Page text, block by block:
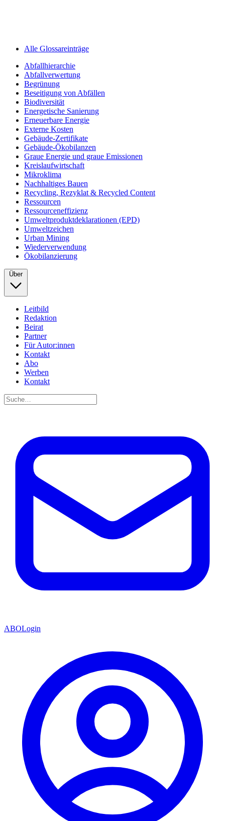
Alle Glossareinträge
Abfallhierarchie
Abfallverwertung
Begrünung
Beseitigung von Abfällen
Biodiversität
Energetische Sanierung
Erneuerbare Energie
Externe Kosten
Gebäude-Zertifikate
Gebäude-Ökobilanzen
Graue Energie und graue Emissionen
Kreislaufwirtschaft
Mikroklima
Nachhaltiges Bauen
Recycling, Rezyklat & Recycled Content
Ressourcen
Ressourceneffizienz
Umweltprodukt­deklarationen (EPD)
Umweltzeichen
Urban Mining
Wiederverwendung
Ökobilanzierung
Über
Leitbild
Redaktion
Beirat
Partner
Für Autor:innen
Kontakt
Abo
Werben
Kontakt
ABOLogin